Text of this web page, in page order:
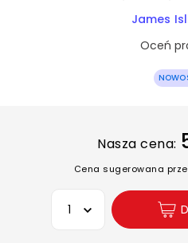
James
Oceń
Nasza cena:
Cena sugerowana
Wybierz opcję